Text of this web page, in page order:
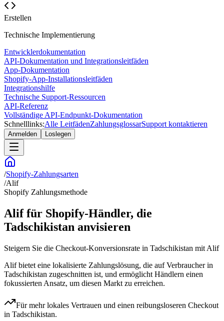
Erstellen
Technische Implementierung
Entwicklerdokumentation
API-Dokumentation und Integrationsleitfäden
App-Dokumentation
Shopify-App-Installationsleitfäden
Integrationshilfe
Technische Support-Ressourcen
API-Referenz
Vollständige API-Endpunkt-Dokumentation
Schnelllinks:Alle LeitfädenZahlungsglossarSupport kontaktieren
Anmelden Loslegen
/Shopify-Zahlungsarten
/Alif
Shopify Zahlungsmethode
Alif für Shopify-Händler, die
Tadschikistan anvisieren
Steigern Sie die Checkout-Konversionsrate in Tadschikistan mit Alif
Alif bietet eine lokalisierte Zahlungslösung, die auf Verbraucher in
Tadschikistan zugeschnitten ist, und ermöglicht Händlern einen
fokussierten Ansatz, um diesen Markt zu erreichen.
Für mehr lokales Vertrauen und einen reibungsloseren Checkout
in Tadschikistan.